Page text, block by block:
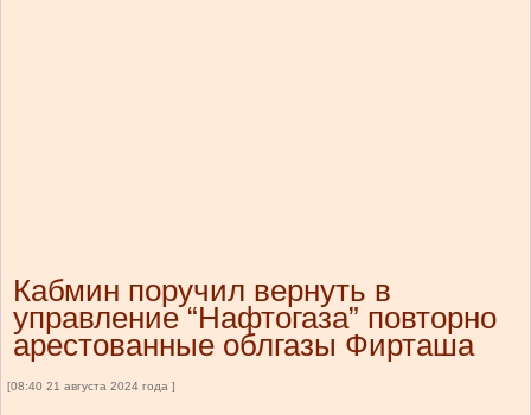
Кабмин поручил вернуть в
управление “Нафтогаза” повторно
арестованные облгазы Фирташа
[08:40 21 августа 2024 года ]